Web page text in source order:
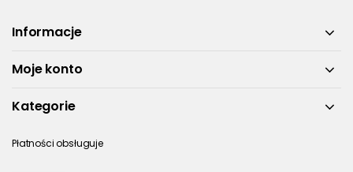
Informacje
Moje konto
Kategorie
Płatności obsługuje